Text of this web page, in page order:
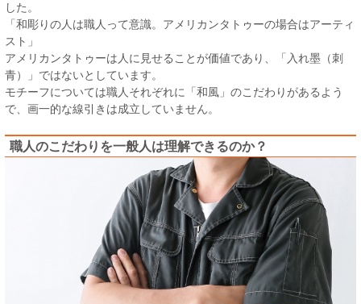
した。
「和彫りの人は職人って意識。アメリカンタトゥーの場合はアーティ
スト」
アメリカンタトゥーは人に見せることが価値であり、「入れ墨（刺
青）」ではないとしています。
モチーフについては職人それぞれに「和風」のこだわりがあるよう
で、画一的な線引きは成立していません。
職人のこだわりを一般人は理解できるのか？